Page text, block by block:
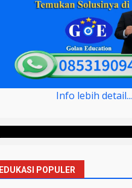
Info lebih detail...
EDUKASI POPULER